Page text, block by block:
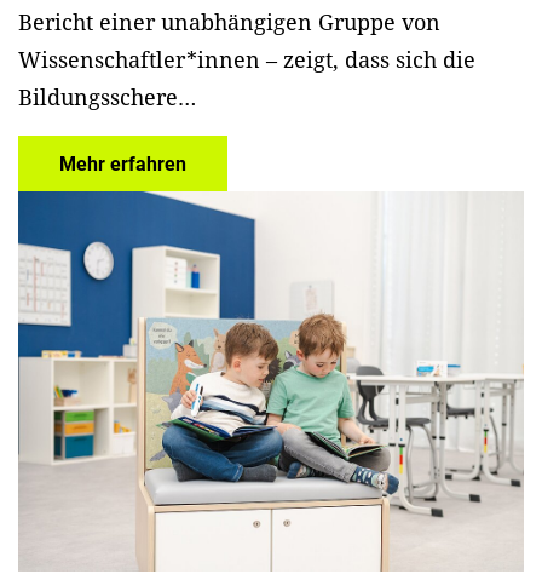
Bericht einer unabhängigen Gruppe von
Wissenschaftler*innen – zeigt, dass sich die
Bildungsschere…
Mehr erfahren